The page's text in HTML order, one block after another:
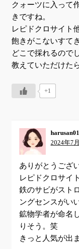
クォーツに入って
きですね。
レピドクロサイト
飽きがこないすて
どこで採れるので
教えていただけた
+1
2024年7
ありがとうござ
レピドクロサイ
鉄のサビがスト
ングセンスがい
鉱物学者が命名
りそう。笑
きっと人気が出